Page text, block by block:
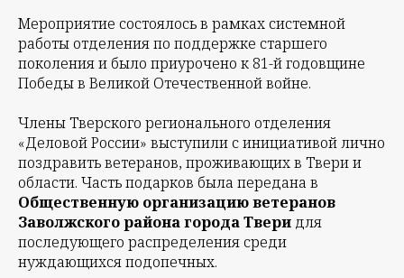
Мероприятие состоялось в рамках системной
работы отделения по поддержке старшего
поколения и было приурочено к 81-й годовщине
Победы в Великой Отечественной войне.
Члены Тверского регионального отделения
«Деловой России» выступили с инициативой лично
поздравить ветеранов, проживающих в Твери и
области. Часть подарков была передана в
Общественную организацию ветеранов
Заволжского района города Твери для
последующего распределения среди
нуждающихся подопечных.